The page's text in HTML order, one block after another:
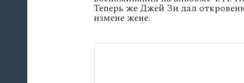
Теперь же Джей Зи дал
измене жене.